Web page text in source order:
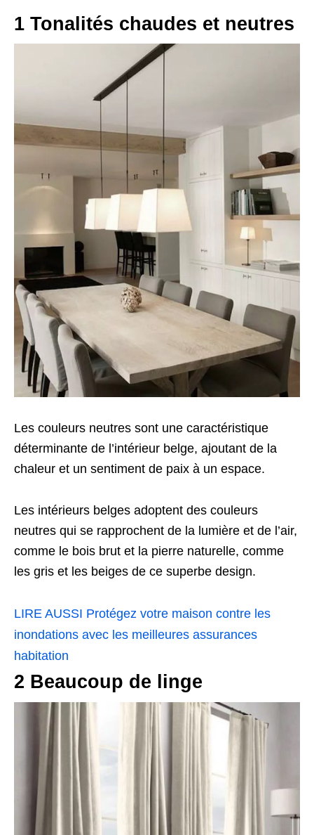
1 Tonalités chaudes et neutres
Les couleurs neutres sont une caractéristique
déterminante de l’intérieur belge, ajoutant de la
chaleur et un sentiment de paix à un espace.
Les intérieurs belges adoptent des couleurs
neutres qui se rapprochent de la lumière et de l’air,
comme le bois brut et la pierre naturelle, comme
les gris et les beiges de ce superbe design.
LIRE AUSSI Protégez votre maison contre les
inondations avec les meilleures assurances
habitation
2 Beaucoup de linge